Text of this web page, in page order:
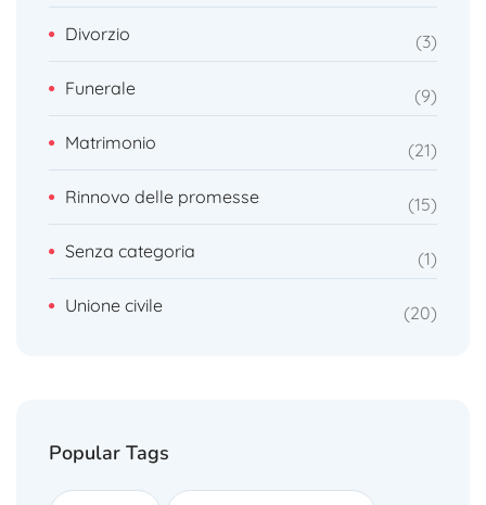
Divorzio 3
Funerale 9
Matrimonio 21
Rinnovo delle promesse 15
Senza categoria 1
Unione civile 20
Popular Tags